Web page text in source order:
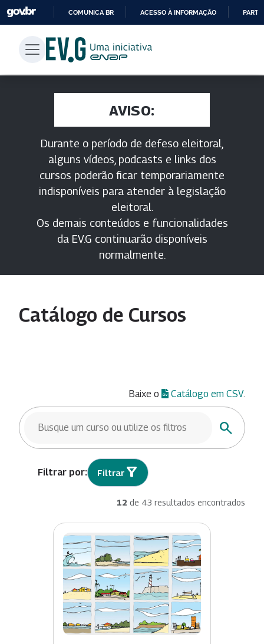
PARA
CONTEÚDO
COMUNICA BR ACESSO À INFORMAÇÃO
AVISO:
Durante o período de defeso eleitoral,
alguns vídeos, podcasts e links dos
cursos poderão ficar temporariamente
indisponíveis para atender à legislação
eleitoral.
Os demais conteúdos e funcionalidades
da EV.G continuarão disponíveis
normalmente.
Catálogo de Cursos
Baixe o Catálogo em CSV.
BUSCAR CURSOS
Buscar
Filtrar
12 de 43 resultados encontrados